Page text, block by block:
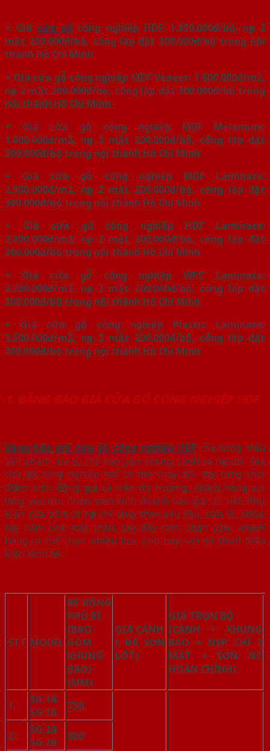
+ Giá cửa gỗ công nghiệp HDF: 1.850.000đ/bộ, nẹp 2
mặt 200.000đ/bộ, công lắp đặt 300.000đ/bộ trong nội
thành Hồ Chí Minh
+ Giá cửa gỗ công nghiệp MDF Veneer: 1.600.000đ/m2,
nẹp 2 mặt 200.000đ/bộ, công lắp đặt 300.000đ/bộ trong
nội thành Hồ Chí Minh
+ Giá cửa gỗ công nghiệp MDF Melamine:
1.900.000đ/m2, nẹp 2 mặt 200.000đ/bộ, công lắp đặt
300.000đ/bộ trong nội thành Hồ Chí Minh
+ Giá cửa gỗ công nghiệp MDF Laminate:
2.500.000đ/m2, nẹp 2 mặt 200.000đ/bộ, công lắp đặt
300.000đ/bộ trong nội thành Hồ Chí Minh
+ Giá cửa gỗ công nghiệp HDF Laminate:
2.800.000đ/m2, nẹp 2 mặt 200.000đ/bộ, công lắp đặt
300.000đ/bộ trong nội thành Hồ Chí Minh
+ Giá cửa gỗ công nghiệp WPC Laminate:
3.200.000đ/m2, nẹp 2 mặt 200.000đ/bộ, công lắp đặt
300.000đ/bộ trong nội thành Hồ Chí Minh
+ Giá cửa gỗ công nghiệp Plastic Laminate:
3.500.000đ/m2, nẹp 2 mặt 200.000đ/bộ, công lắp đặt
300.000đ/bộ trong nội thành Hồ Chí Minh
1. BẢNG BÁO GIÁ CỬA GỖ CÔNG NGHIỆP HDF
Bảng báo giá cửa gỗ công nghiệp HDF cho từng mẫu
sản phẩm cửa cụ thể bao gồm khung cánh và nẹp chỉ: Giá
cửa gỗ công nghiệp hdf có thể thay đổi tùy từng thời
điểm biến động giá cả trên thị trường, khách hàng vui
lòng yêu cầu nhân viên kinh doanh báo giá chi tiết. Phụ
kiện cửa gồm có nẹp chỉ chạy theo yêu cầu, bản lề, khóa,
tay nắm cửa, mắt thần, tay đẩy hơn, chặn cửa,…khách
hàng có thể chọn nhiều loại phù hợp với sở thích điều
kiện kinh tế.
STT MODEL
BỀ RỘNG
PHỦ BÌ
(BAO
GỒM
KHUNG
BAO)
(MM)
GIÁ CÁNH
( ĐÃ SƠN
LÓT)
GIÁ TRỌN BỘ
(CÁNH + KHUNG
BAO + NẸP CHỈ 2
MẶT + SƠN NC
HOÀN CHỈNH)
1
SG.1A
SG.1B
750
2
SG.2A
SG.2B
800